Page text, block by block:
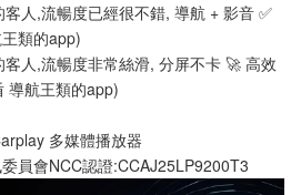
人,流暢度已經很不錯, 導航 + 影音 ✅
類的app)
人,流暢度非常絲滑, 分屏不卡 🚀 高效
導航王類的app)
多媒體播放器
員會NCC認證:CCAJ25LP9200T3